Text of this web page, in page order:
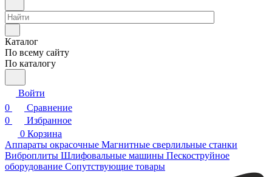
Каталог
По всему сайту
По каталогу
Войти
0
Сравнение
0
Избранное
0 Корзина
Аппараты окрасочные Магнитные сверлильные станки
Виброплиты Шлифовальные машины Пескоструйное
оборудование Сопутствующие товары